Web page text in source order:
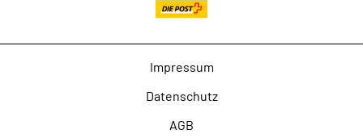
Impressum
Datenschutz
AGB